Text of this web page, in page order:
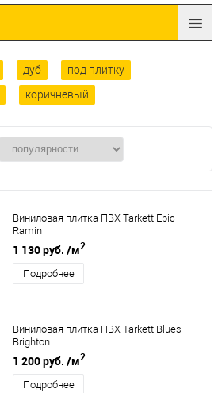
дуб
под плитку
коричневый
Виниловая плитка ПВХ Tarkett Epic
Ramin
1 130 руб. /м2
Подробнее
Виниловая плитка ПВХ Tarkett Blues
Brighton
1 200 руб. /м2
Подробнее